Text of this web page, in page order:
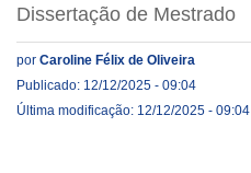
Dissertação de Mestrado
por Caroline Félix de Oliveira
Publicado: 12/12/2025 - 09:04
Última modificação: 12/12/2025 - 09:04